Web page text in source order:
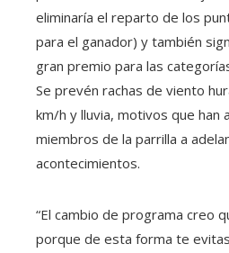
eliminaría el reparto de los
para el ganador) y también
gran premio para las
Se prevén rachas de viento
km/h y lluvia, motivos que han
miembros de la parrilla a
acontecimientos.
“El cambio de programa creo
porque de esta forma te